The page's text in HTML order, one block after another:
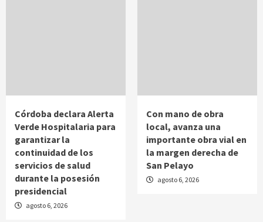
Córdoba declara Alerta
Verde Hospitalaria para
garantizar la
continuidad de los
servicios de salud
durante la posesión
presidencial
agosto 6, 2026
Con mano de obra
local, avanza una
importante obra vial en
la margen derecha de
San Pelayo
agosto 6, 2026